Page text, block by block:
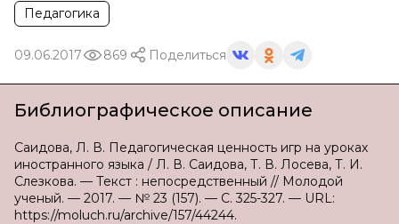
Педагогика
09.06.2017 869 Поделиться
Библиографическое описание
Саидова, Л. В. Педагогическая ценность игр на уроках
иностранного языка / Л. В. Саидова, Т. В. Лосева, Т. И.
Слезкова. — Текст : непосредственный // Молодой
ученый. — 2017. — № 23 (157). — С. 325-327. — URL:
https://moluch.ru/archive/157/44244.